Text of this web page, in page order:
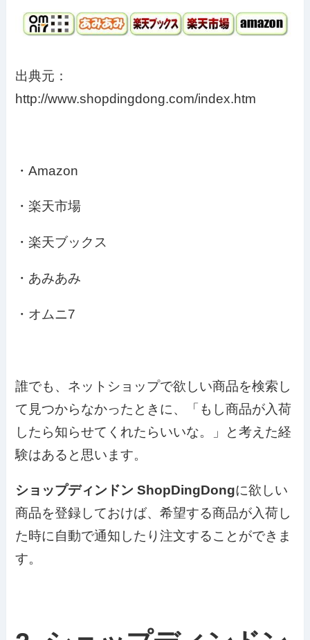
出典元：
http://www.shopdingdong.com/index.htm
・Amazon
・楽天市場
・楽天ブックス
・あみあみ
・オムニ7
誰でも、ネットショップで欲しい商品を検索し
て見つからなかったときに、「もし商品が入荷
したら知らせてくれたらいいな。」と考えた経
験はあると思います。
ショップディンドン ShopDingDongに欲しい
商品を登録しておけば、希望する商品が入荷し
た時に自動で通知したり注文することができま
す。